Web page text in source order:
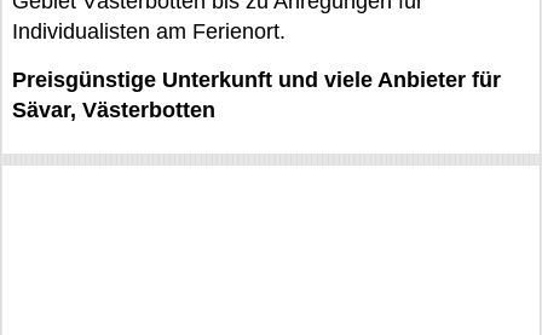
Individualisten am Ferienort.
Preisgünstige Unterkunft und viele Anbieter für
Sävar, Västerbotten